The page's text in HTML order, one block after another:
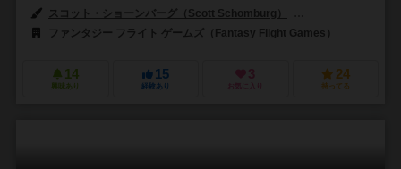
スコット・ショーンバーグ（Scott Schomburg）
ファンタジー フライト ゲームズ（Fantasy Flight Games）
14
興味あり
15
経験あり
3
お気に入り
24
持ってる